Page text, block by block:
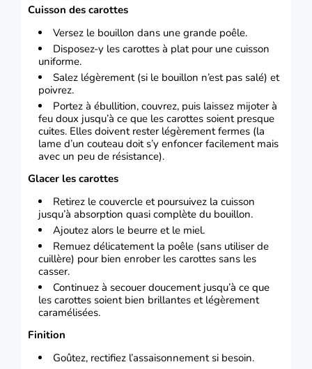
Cuisson des carottes
Versez le bouillon dans une grande poêle.
Disposez-y les carottes à plat pour une cuisson
uniforme.
Salez légèrement (si le bouillon n’est pas salé) et
poivrez.
Portez à ébullition, couvrez, puis laissez mijoter à
feu doux jusqu’à ce que les carottes soient presque
cuites. Elles doivent rester légèrement fermes (la
lame d’un couteau doit s’y enfoncer facilement mais
avec un peu de résistance).
Glacer les carottes
Retirez le couvercle et poursuivez la cuisson
jusqu’à absorption quasi complète du bouillon.
Ajoutez alors le beurre et le miel.
Remuez délicatement la poêle (sans utiliser de
cuillère) pour bien enrober les carottes sans les
casser.
Continuez à secouer doucement jusqu’à ce que
les carottes soient bien brillantes et légèrement
caramélisées.
Finition
Goûtez, rectifiez l’assaisonnement si besoin.